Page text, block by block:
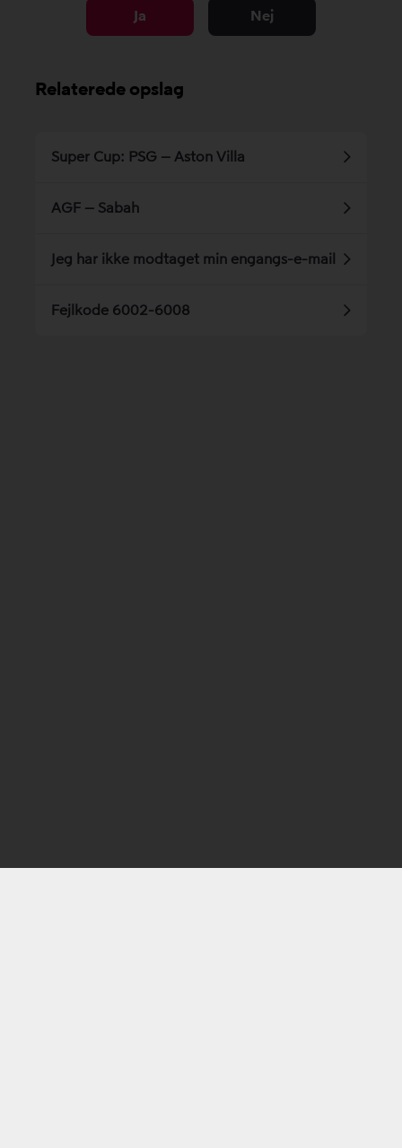
Ja Nej
Relaterede opslag
Super Cup: PSG – Aston Villa
AGF – Sabah
Jeg har ikke modtaget min engangs-e-mail
Fejlkode 6002-6008